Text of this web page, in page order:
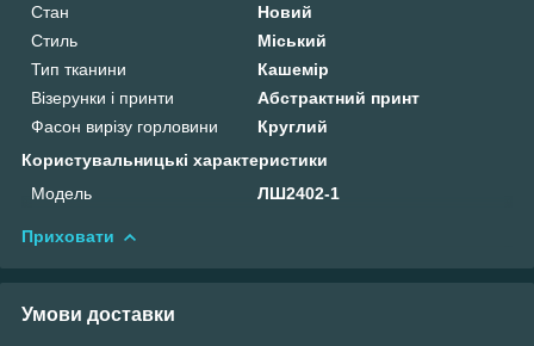
Стан
Новий
Стиль
Міський
Тип тканини
Кашемір
Візерунки і принти
Абстрактний принт
Фасон вирізу горловини
Круглий
Користувальницькі характеристики
Мoдель
ЛШ2402-1
Приховати
Умови доставки